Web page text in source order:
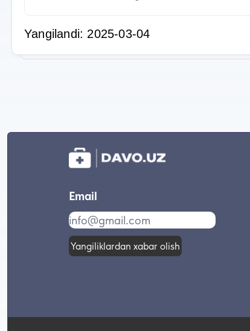
Yangilandi: 2025-03-04
Email
Yangiliklardan xabar olish